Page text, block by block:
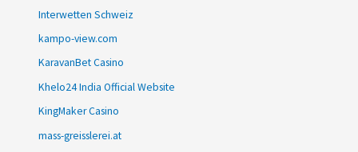
Interwetten Schweiz
kampo-view.com
KaravanBet Casino
Khelo24 India Official Website
KingMaker Casino
mass-greisslerei.at